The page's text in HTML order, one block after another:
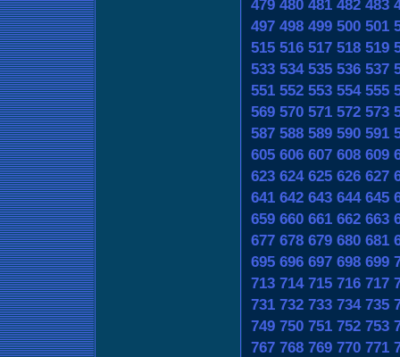
479 480 481 482 483
497 498 499 500 501
515 516 517 518 519
533 534 535 536 537
551 552 553 554 555
569 570 571 572 573
587 588 589 590 591
605 606 607 608 609
623 624 625 626 627
641 642 643 644 645
659 660 661 662 663
677 678 679 680 681
695 696 697 698 699
713 714 715 716 717
731 732 733 734 735
749 750 751 752 753
767 768 769 770 771